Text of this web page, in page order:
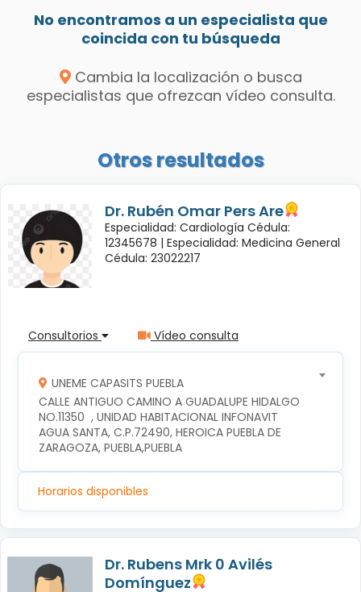
No encontramos a un especialista que
coincida con tu búsqueda
Cambia la localización o busca
especialistas que ofrezcan vídeo consulta.
Otros resultados
Dr. Rubén Omar Pers Are
Especialidad: Cardiología Cédula:
12345678 | Especialidad: Medicina General
Cédula: 23022217
Consultorios Vídeo consulta
UNEME CAPASITS PUEBLA
CALLE ANTIGUO CAMINO A GUADALUPE HIDALGO
NO.11350  , UNIDAD HABITACIONAL INFONAVIT
AGUA SANTA, C.P.72490, HEROICA PUEBLA DE
ZARAGOZA, PUEBLA,PUEBLA
Horarios disponibles
Dr. Rubens Mrk 0 Avilés
Domínguez